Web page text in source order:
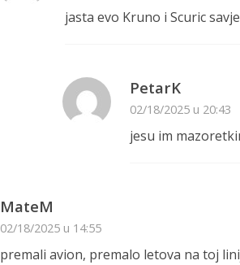
jasta evo Kruno i Scuric
PetarK
02/18/2025 u 20:43
jesu im
MateM
02/18/2025 u 14:55
premali avion, premalo letova na toj